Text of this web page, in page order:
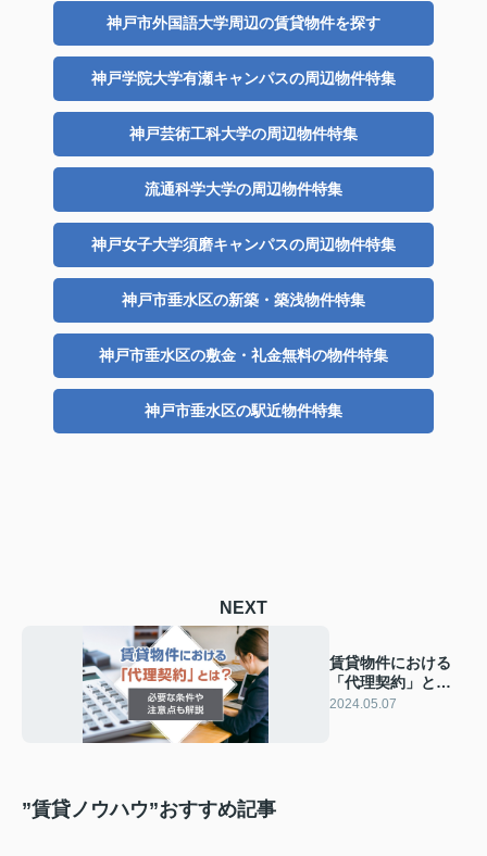
神戸市外国語大学周辺の賃貸物件を探す
神戸学院大学有瀬キャンパスの周辺物件特集
神戸芸術工科大学の周辺物件特集
流通科学大学の周辺物件特集
神戸女子大学須磨キャンパスの周辺物件特集
神戸市垂水区の新築・築浅物件特集
神戸市垂水区の敷金・礼金無料の物件特集
神戸市垂水区の駅近物件特集
NEXT
賃貸物件における
「代理契約」と
は？必要な条件や
2024.05.07
”賃貸ノウハウ”おすすめ記事